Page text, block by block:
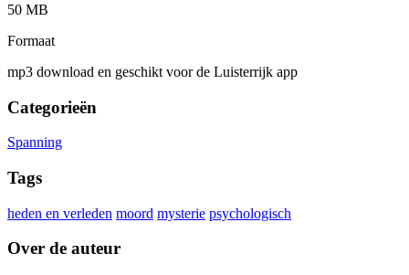
50 MB
Formaat
mp3 download en geschikt voor de Luisterrijk app
Categorieën
Spanning
Tags
heden en verleden moord mysterie psychologisch
Over de auteur